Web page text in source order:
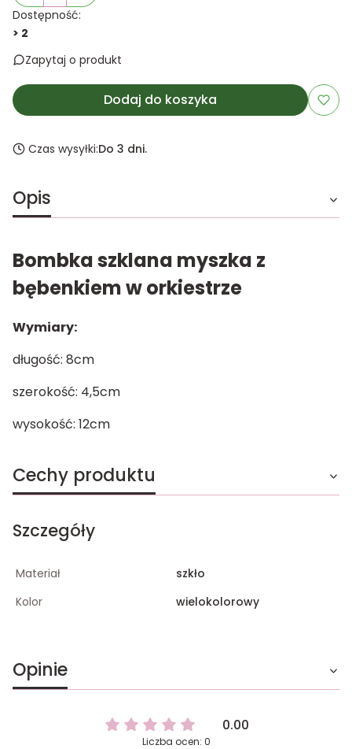
Dostępność:
> 2
Zapytaj o produkt
Dodaj do koszyka
Czas wysyłki:Do 3 dni.
Opis
Bombka szklana myszka z
bębenkiem w orkiestrze
Wymiary:
długość: 8cm
szerokość: 4,5cm
wysokość: 12cm
Cechy produktu
Szczegóły
Materiał
szkło
Kolor
wielokolorowy
Opinie
0.00
Liczba ocen: 0